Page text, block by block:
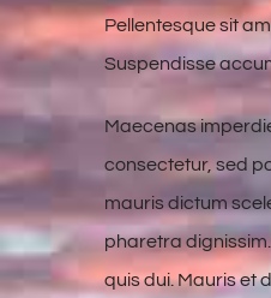
Pellentesque sit
Suspendisse
Maecenas
consectetur, sed
mauris dictum
pharetra
quis dui. Mauris et